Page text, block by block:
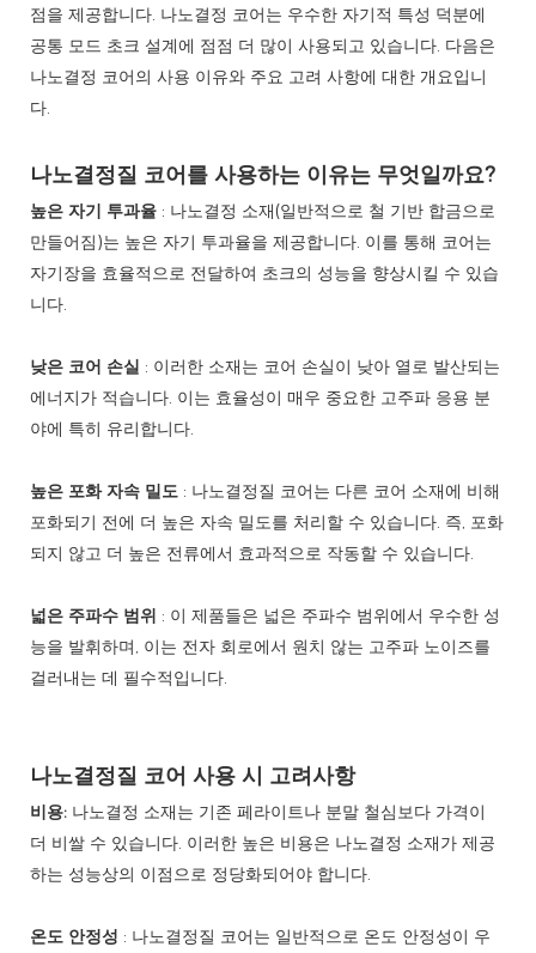
점을 제공합니다. 나노결정 코어는 우수한 자기적 특성 덕분에
공통 모드 초크 설계에 점점 더 많이 사용되고 있습니다. 다음은
나노결정 코어의 사용 이유와 주요 고려 사항에 대한 개요입니
다.
나노결정질 코어를 사용하는 이유는 무엇일까요?
높은 자기 투과율 : 나노결정 소재(일반적으로 철 기반 합금으로
만들어짐)는 높은 자기 투과율을 제공합니다. 이를 통해 코어는
자기장을 효율적으로 전달하여 초크의 성능을 향상시킬 수 있습
니다.
낮은 코어 손실 : 이러한 소재는 코어 손실이 낮아 열로 발산되는
에너지가 적습니다. 이는 효율성이 매우 중요한 고주파 응용 분
야에 특히 유리합니다.
높은 포화 자속 밀도 : 나노결정질 코어는 다른 코어 소재에 비해
포화되기 전에 더 높은 자속 밀도를 처리할 수 있습니다. 즉, 포화
되지 않고 더 높은 전류에서 효과적으로 작동할 수 있습니다.
넓은 주파수 범위 : 이 제품들은 넓은 주파수 범위에서 우수한 성
능을 발휘하며, 이는 전자 회로에서 원치 않는 고주파 노이즈를
걸러내는 데 필수적입니다.
나노결정질 코어 사용 시 고려사항
비용: 나노결정 소재는 기존 페라이트나 분말 철심보다 가격이
더 비쌀 수 있습니다. 이러한 높은 비용은 나노결정 소재가 제공
하는 성능상의 이점으로 정당화되어야 합니다.
온도 안정성 : 나노결정질 코어는 일반적으로 온도 안정성이 우